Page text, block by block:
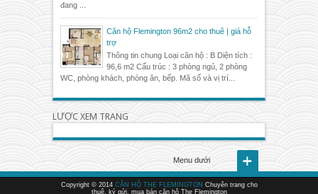
đang ...
Căn hộ Flemington 96m2 cho thuê | giá hỗ
trợ
Thông tin chung Loại căn hộ : B Diện tích :
96,6 m2 Cấu trúc : 3 phòng ngủ, 2 phòng
WC, phòng khách, phòng ăn, bếp. Mã số và vị trí...
LƯỢC XEM TRANG
Menu dưới
Copyright © 2014 CĂN HỘ THE FLEMINGTON Chuyên trang cho
thuê, ký gửi, mua bán căn hộ The Flemington